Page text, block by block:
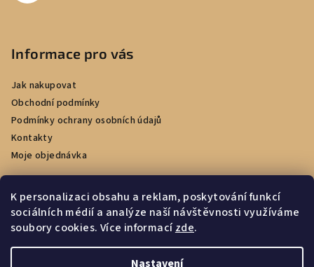
K personalizaci obsahu a reklam, poskytování funkcí
sociálních médií a analýze naší návštěvnosti využíváme
soubory cookies. Více informacízde.
Nastavení
Informace pro vás
Jak nakupovat
Obchodní podmínky
Podmínky ochrany osobních údajů
Kontakty
Moje objednávka
Facebook